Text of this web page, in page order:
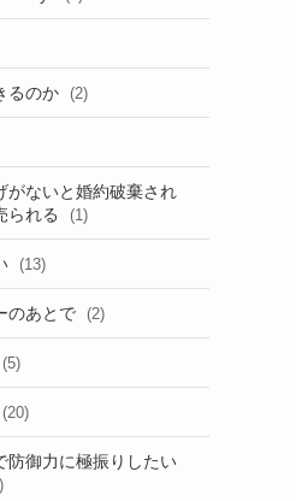
るのか (2)
がないと婚約破棄され
られる
(1)
(13)
のあとで (2)
(5)
(20)
防御力に極振りしたい